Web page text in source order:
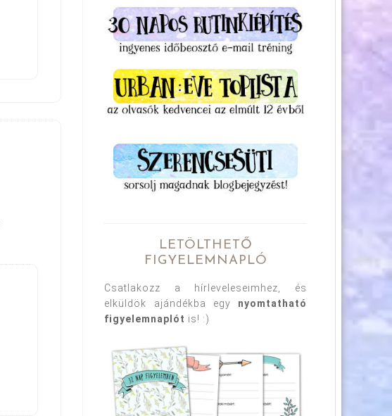
LETÖLTHETŐ
FIGYELEMNAPLÓ
Csatlakozz a hírleveleseimhez, és
elküldök ajándékba egy nyomtatható
figyelemnaplót is! :)